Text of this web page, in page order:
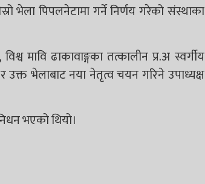
भेला पिपलनेटामा गर्ने निर्णय गरेको संस्थाका
मावि ढाकावाङ्गका तत्कालीन प्र.अ स्वर्गीय
उक्त भेलाबाट नया नेतृत्व चयन गरिने उपाध्यक्ष
भएको थियो।